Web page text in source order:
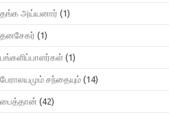
தங்க அய்யனார் (1)
தனசேகர் (1)
பங்களிப்பாளர்கள் (1)
பேராலயமும் சந்தையும் (14)
பைத்தான் (42)